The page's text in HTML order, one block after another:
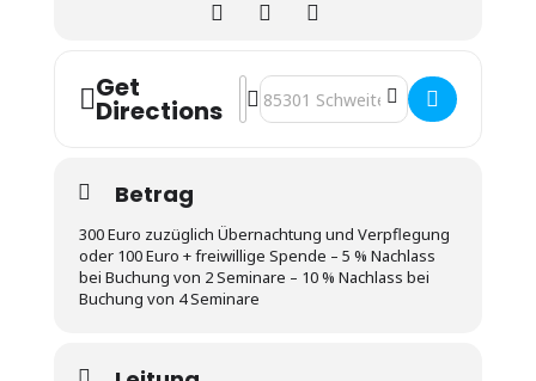
Get
Directions
Address - Dein Leben und deine
Destination Address - Dein Leben
Betrag
300 Euro zuzüglich Übernachtung und Verpflegung
oder 100 Euro + freiwillige Spende – 5 % Nachlass
bei Buchung von 2 Seminare – 10 % Nachlass bei
Buchung von 4 Seminare